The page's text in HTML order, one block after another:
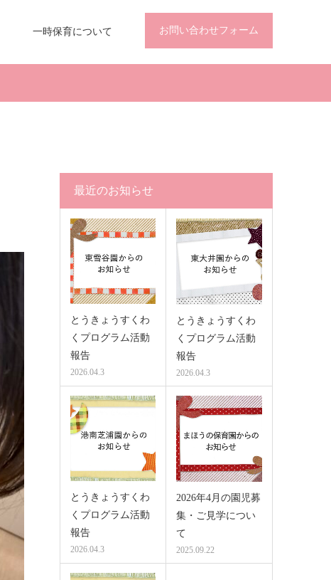
お問い合わせフォーム
一時保育について
最近のお知らせ
とうきょうすくわ
くプログラム活動
報告
2026.04.3
とうきょうすくわ
くプログラム活動
報告
2026.04.3
とうきょうすくわ
くプログラム活動
報告
2026.04.3
2026年4月の園児募
集・ご見学につい
て
2025.09.22